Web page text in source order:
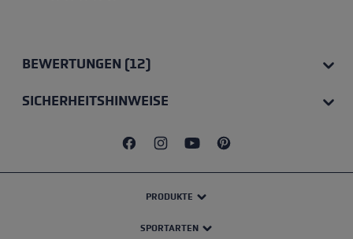
BEWERTUNGEN (12)
SICHERHEITSHINWEISE
PRODUKTE
SPORTARTEN